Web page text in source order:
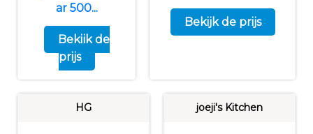
ar 500...
Bekijk de
prijs
Bekijk de prijs
HG joeji's Kitchen